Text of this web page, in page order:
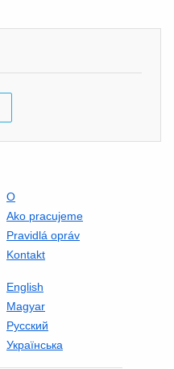
O
Ako pracujeme
Pravidlá opráv
Kontakt
English
Magyar
Русский
Українська